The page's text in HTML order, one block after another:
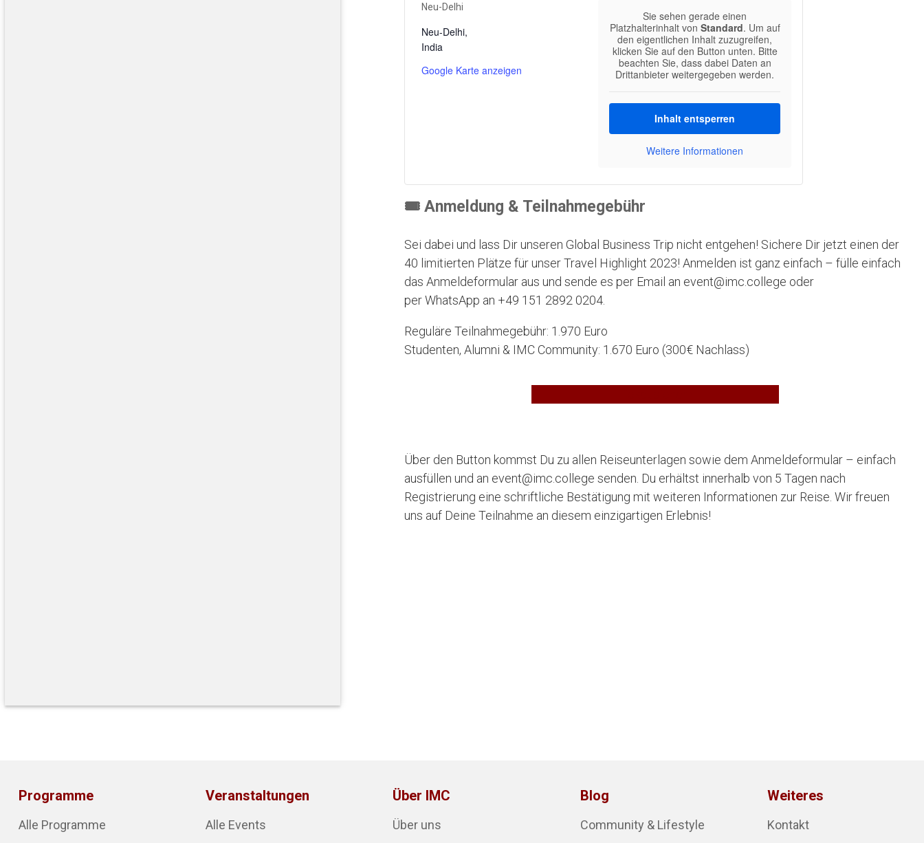
Neu-Delhi
Neu-Delhi,
India
Google Karte anzeigen
Sie sehen gerade einen
Platzhalterinhalt von Standard. Um auf
den eigentlichen Inhalt zuzugreifen,
klicken Sie auf den Button unten. Bitte
beachten Sie, dass dabei Daten an
Drittanbieter weitergegeben werden.
Inhalt entsperren
Weitere Informationen
🎟️ Anmeldung & Teilnahmegebühr
Sei dabei und lass Dir unseren Global Business Trip nicht entgehen! Sichere Dir jetzt einen der
40 limitierten Plätze für unser Travel Highlight 2023! Anmelden ist ganz einfach – fülle einfach
das Anmeldeformular aus und sende es per Email an event@imc.college oder
per WhatsApp an +49 151 2892 0204.
Reguläre Teilnahmegebühr: 1.970 Euro
Studenten, Alumni & IMC Community: 1.670 Euro (300€ Nachlass)
Über den Button kommst Du zu allen Reiseunterlagen sowie dem Anmeldeformular – einfach
ausfüllen und an event@imc.college senden. Du erhältst innerhalb von 5 Tagen nach
Registrierung eine schriftliche Bestätigung mit weiteren Informationen zur Reise. Wir freuen
uns auf Deine Teilnahme an diesem einzigartigen Erlebnis!
Programme
Alle Programme
Veranstaltungen
Alle Events
Über IMC
Über uns
Blog
Community & Lifestyle
Weiteres
Kontakt